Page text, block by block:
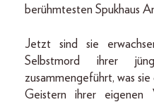
berühmtesten Spukhaus
Jetzt sind sie
Selbstmord ihrer
zusammengeführt, was
Geistern ihrer eigenen